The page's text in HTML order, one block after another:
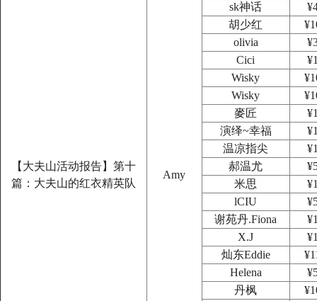
【大夫山活动报告】第十
篇：大夫山的红衣精英队
Amy
sk神话
胡少红
olivia
Cici
Wisky
Wisky
麥匠
演绎~幸福
温凉指尖
郝温尤
米思
lCIU
谢苑丹.Fiona
X.J
灿东Eddie
Helena
丹枫